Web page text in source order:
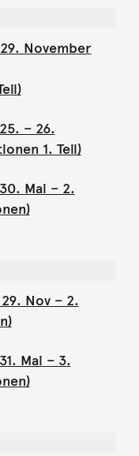
November
– 26.
1. Teil)
Mai – 2.
Nov – 2.
Mai – 3.